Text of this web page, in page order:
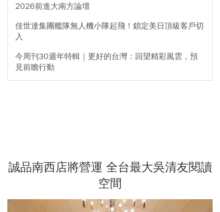
2026前進大南方論壇
佳世達集團艦隊無人機小隊起飛！鎖定美日頂級客戶切
入
今周刊30週年特輯｜更好的台灣：回望精彩風雲，預
見前瞻行動
誠品南西店將營運 全台最大吳清友閱讀
空間